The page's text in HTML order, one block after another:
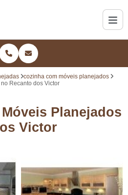
cozinha com móveis planejados
Recanto dos Victor
Planejados
Victor